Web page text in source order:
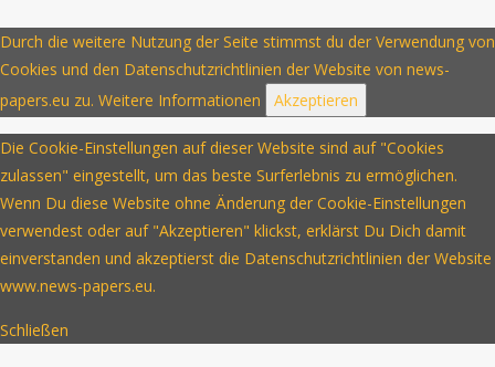
Durch die weitere Nutzung der Seite stimmst du der Verwendung von
Cookies und den Datenschutzrichtlinien der Website von news-
papers.eu zu. Weitere Informationen Akzeptieren
Die Cookie-Einstellungen auf dieser Website sind auf "Cookies
zulassen" eingestellt, um das beste Surferlebnis zu ermöglichen.
Wenn Du diese Website ohne Änderung der Cookie-Einstellungen
verwendest oder auf "Akzeptieren" klickst, erklärst Du Dich damit
einverstanden und akzeptierst die Datenschutzrichtlinien der Website
www.news-papers.eu.
Schließen